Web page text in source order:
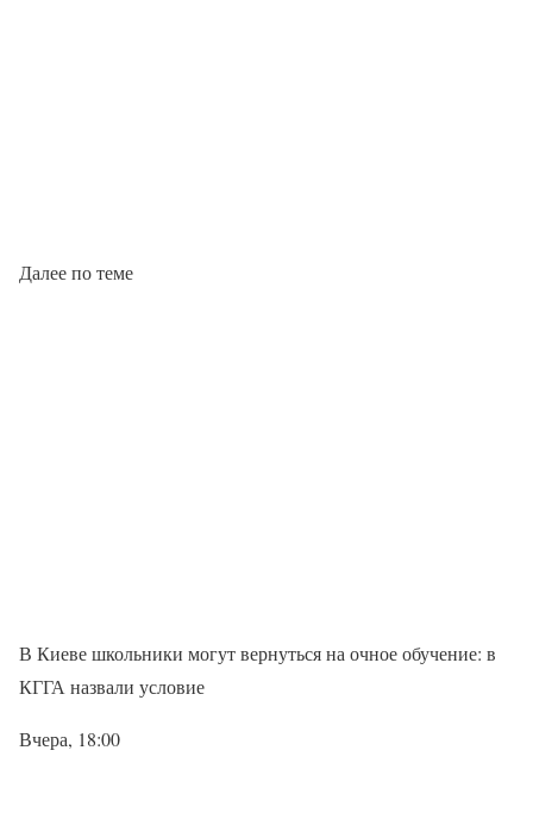
Далее по теме
В Киеве школьники могут вернуться на очное обучение: в
КГГА назвали условие
Вчера, 18:00